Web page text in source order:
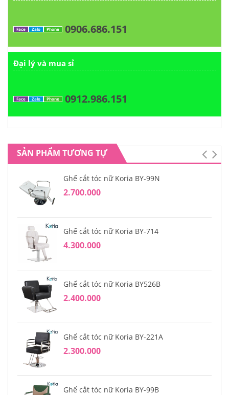
Face Zalo Phone 0906.686.151
Đại lý và mua sỉ
Face Zalo Phone 0912.986.151
SẢN PHẨM TƯƠNG TỰ
Ghế cắt tóc nữ Koria BY-99N
2.700.000
Ghế cắt tóc nữ Koria BY-714
4.300.000
Ghế cắt tóc nữ Koria BY526B
2.400.000
Ghế cắt tóc nữ Koria BY-221A
2.300.000
Ghế cắt tóc nữ Koria BY-99B